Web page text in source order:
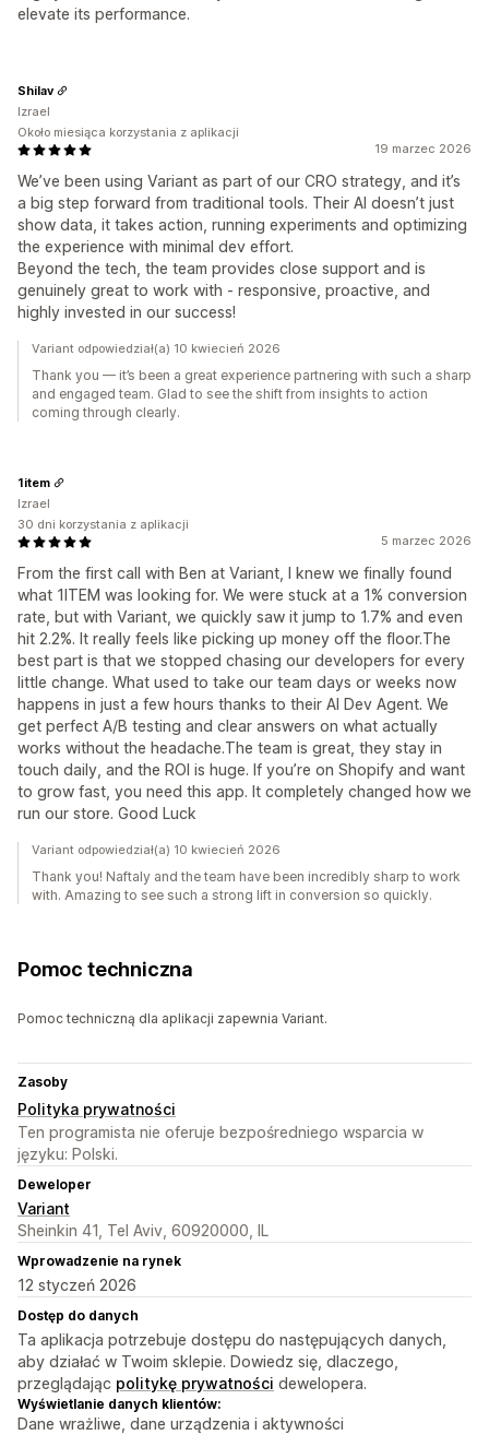
elevate its performance.
19 marzec 2026
We’ve been using Variant as part of our CRO strategy, and it’s
a big step forward from traditional tools. Their AI doesn’t just
show data, it takes action, running experiments and optimizing
the experience with minimal dev effort.
Beyond the tech, the team provides close support and is
genuinely great to work with - responsive, proactive, and
highly invested in our success!
Shilav
Izrael
Około miesiąca korzystania z aplikacji
Variant odpowiedział(a) 10 kwiecień 2026
Thank you — it’s been a great experience partnering with such a sharp
and engaged team. Glad to see the shift from insights to action
coming through clearly.
5 marzec 2026
From the first call with Ben at Variant, I knew we finally found
what 1ITEM was looking for. We were stuck at a 1% conversion
rate, but with Variant, we quickly saw it jump to 1.7% and even
hit 2.2%. It really feels like picking up money off the floor.The
best part is that we stopped chasing our developers for every
little change. What used to take our team days or weeks now
happens in just a few hours thanks to their AI Dev Agent. We
get perfect A/B testing and clear answers on what actually
works without the headache.The team is great, they stay in
touch daily, and the ROI is huge. If you’re on Shopify and want
to grow fast, you need this app. It completely changed how we
run our store. Good Luck
1item
Izrael
30 dni korzystania z aplikacji
Variant odpowiedział(a) 10 kwiecień 2026
Thank you! Naftaly and the team have been incredibly sharp to work
with. Amazing to see such a strong lift in conversion so quickly.
Pomoc techniczna
Pomoc techniczną dla aplikacji zapewnia Variant.
Zasoby
Polityka prywatności
Ten programista nie oferuje bezpośredniego wsparcia w
języku: Polski.
Deweloper
Variant
Sheinkin 41, Tel Aviv, 60920000, IL
Wprowadzenie na rynek
12 styczeń 2026
Dostęp do danych
Ta aplikacja potrzebuje dostępu do następujących danych,
aby działać w Twoim sklepie. Dowiedz się, dlaczego,
przeglądając politykę prywatności dewelopera.
Wyświetlanie danych klientów:
Dane wrażliwe, dane urządzenia i aktywności